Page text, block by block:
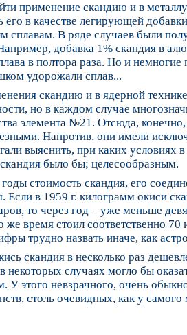
применение скандию и в
его в качестве легирующей
сплавам. В ряде случаев были
добавка 1% скандия в
в полтора раза. Но и немногие
удорожали сплав...
скандию и в ядерной
но в каждом случае
элемента №21. Отсюда, конечно,
Напротив, они имели
выяснить, при каких условиях
было бы; целесообразным.
стоимость скандия, его
Если в 1959 г. килограмм окиси
то через год – уже меньше
же время стоил соответственно
трудно назвать иначе, как
скандия в несколько раз
некоторых случаях могло бы
У этого невзрачного, очень
столь очевидных, как у самого